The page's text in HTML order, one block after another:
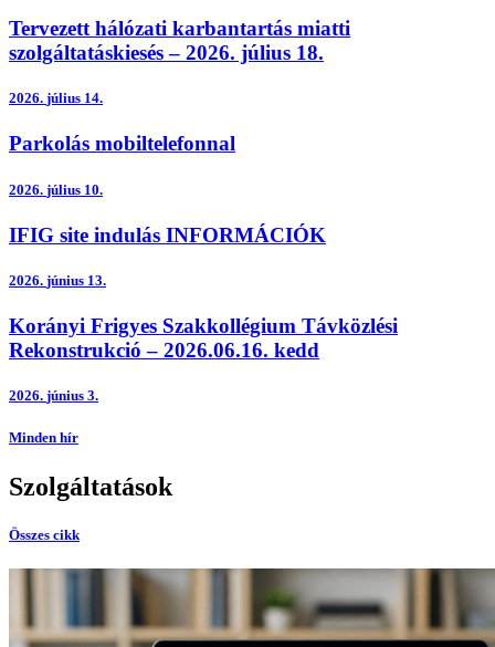
Tervezett hálózati karbantartás miatti
szolgáltatáskiesés – 2026. július 18.
2026. július 14.
Parkolás mobiltelefonnal
2026. július 10.
IFIG site indulás INFORMÁCIÓK
2026. június 13.
Korányi Frigyes Szakkollégium Távközlési
Rekonstrukció – 2026.06.16. kedd
2026. június 3.
Minden hír
Szolgáltatások
Összes cikk